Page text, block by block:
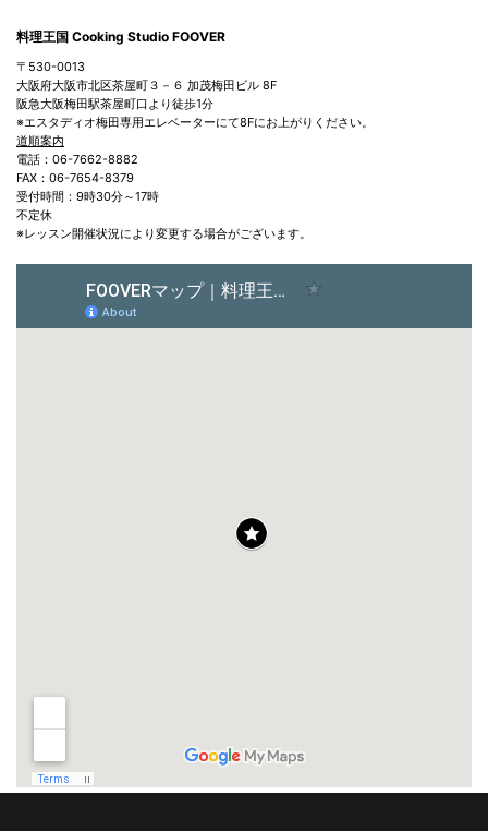
料理王国 Cooking Studio FOOVER
〒530-0013
大阪府大阪市北区茶屋町３－６ 加茂梅田ビル 8F
阪急大阪梅田駅茶屋町口より徒歩1分
※エスタディオ梅田専用エレベーターにて8Fにお上がりください。
道順案内
電話：06-7662-8882
FAX：06-7654-8379
受付時間：9時30分～17時
不定休
※レッスン開催状況により変更する場合がございます。